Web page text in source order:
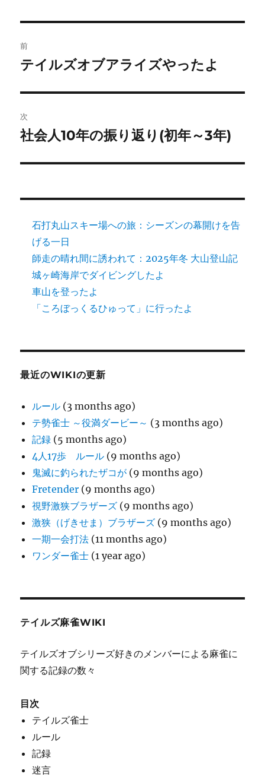
稿
ビ
ゲ
ー
ン
前
前
投
稿:
テイルズオブアライズやったよ
次
次
投
社会人10年の振り返り(初年～3年)
石打丸山スキー場への旅：シーズンの幕開けを告
げる一日
師走の晴れ間に誘われて：2025年冬 大山登山記
城ヶ崎海岸でダイビングしたよ
車山を登ったよ
「ころぼっくるひゅって」に行ったよ
最近のWIKIの更新
ルール (3 months ago)
テ勢雀士 ～役満ダービー～ (3 months ago)
記録 (5 months ago)
4人17歩 ルール (9 months ago)
鬼滅に釣られたザコが (9 months ago)
Fretender (9 months ago)
視野激狭ブラザーズ (9 months ago)
激狭（げきせま）ブラザーズ (9 months ago)
一期一会打法 (11 months ago)
ワンダー雀士 (1 year ago)
テイルズ麻雀WIKI
テイルズオブシリーズ好きのメンバーによる麻雀に
関する記録の数々
目次
テイルズ雀士
ルール
記録
迷言